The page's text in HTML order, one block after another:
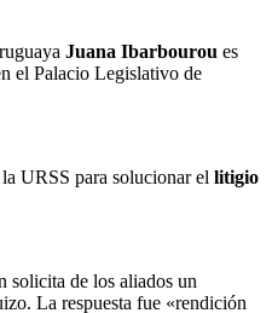
Juana Ibarbourou es
el Palacio Legislativo de
URSS para solucionar el litigio
solicita de los aliados un
La respuesta fue «rendición